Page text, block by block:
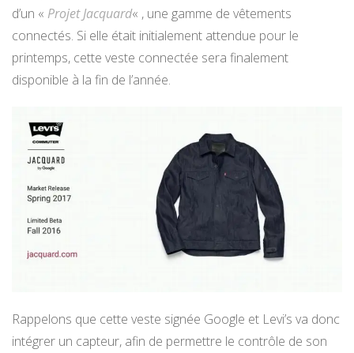
d’un « Projet Jacquard« , une gamme de vêtements
connectés. Si elle était initialement attendue pour le
printemps, cette veste connectée sera finalement
disponible à la fin de l’année.
Rappelons que cette veste signée Google et Levi’s va donc
intégrer un capteur, afin de permettre le contrôle de son